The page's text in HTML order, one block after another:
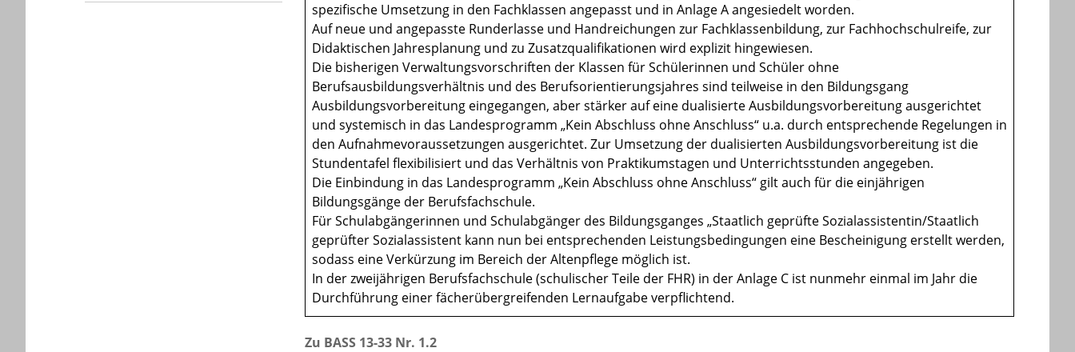
spezifische Umsetzung in den Fachklassen angepasst und in Anlage A angesiedelt worden.
Auf neue und angepasste Runderlasse und Handreichungen zur Fachklassenbildung, zur Fachhochschulreife, zur
Didaktischen Jahresplanung und zu Zusatzqualifikationen wird explizit hingewiesen.
Die bisherigen Verwaltungsvorschriften der Klassen für Schülerinnen und Schüler ohne
Berufsausbildungsverhältnis und des Berufsorientierungsjahres sind teilweise in den Bildungsgang
Ausbildungsvorbereitung eingegangen, aber stärker auf eine dualisierte Ausbildungsvorbereitung ausgerichtet
und systemisch in das Landesprogramm „Kein Abschluss ohne Anschluss“ u.a. durch entsprechende Regelungen in
den Aufnahmevoraussetzungen ausgerichtet. Zur Umsetzung der dualisierten Ausbildungsvorbereitung ist die
Stundentafel flexibilisiert und das Verhältnis von Praktikumstagen und Unterrichtsstunden angegeben.
Die Einbindung in das Landesprogramm „Kein Abschluss ohne Anschluss“ gilt auch für die einjährigen
Bildungsgänge der Berufsfachschule.
Für Schulabgängerinnen und Schulabgänger des Bildungsganges „Staatlich geprüfte Sozialassistentin/Staatlich
geprüfter Sozialassistent kann nun bei entsprechenden Leistungsbedingungen eine Bescheinigung erstellt werden,
sodass eine Verkürzung im Bereich der Altenpflege möglich ist.
In der zweijährigen Berufsfachschule (schulischer Teile der FHR) in der Anlage C ist nunmehr einmal im Jahr die
Durchführung einer fächerübergreifenden Lernaufgabe verpflichtend.
Zu BASS 13-33 Nr. 1.2